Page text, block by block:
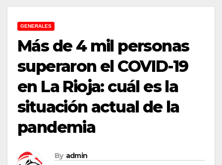
GENERALES
Más de 4 mil personas
superaron el COVID-19
en La Rioja: cuál es la
situación actual de la
pandemia
By admin